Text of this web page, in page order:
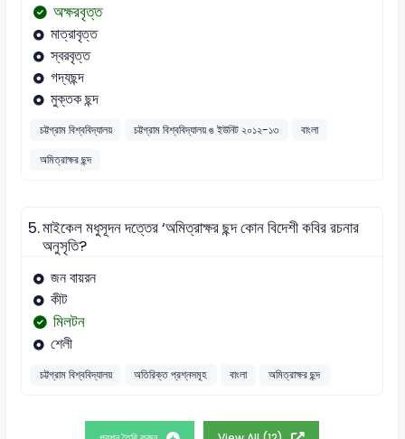
অক্ষরবৃত্ত
মাত্রাবৃত্ত
স্বরবৃত্ত
গদ্যছন্দ
মুক্তক ছন্দ
চট্টগ্রাম বিশ্ববিদ্যালয় চট্টগ্রাম বিশ্ববিদ্যালয় ঙ ইউনিট ২০১২-১৩
বাংলা
অমিত্রাক্ষর ছন্দ
5.মাইকেল মধুসূদন দত্তের ‘অমিত্রাক্ষর ছন্দ কোন বিদেশী কবির রচনার
অনুসৃতি?
জন বায়রন
কীট
মিলটন
শেলী
চট্টগ্রাম বিশ্ববিদ্যালয় অতিরিক্ত প্রশ্নসমূহ বাংলা অমিত্রাক্ষর ছন্দ